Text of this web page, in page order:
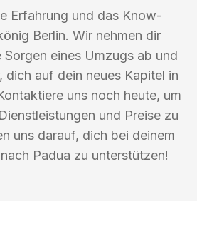
Erfahrung und das Know-
Berlin. Wir nehmen dir
Sorgen eines Umzugs ab und
dich auf dein neues Kapitel in
uns noch heute, um
und Preise zu
uns darauf, dich bei deinem
Padua zu unterstützen!